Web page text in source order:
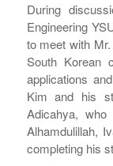
During
Engineering
to meet with
South Korean
applications
Kim and his
Adicahya,
Alhamdulillah,
completing his